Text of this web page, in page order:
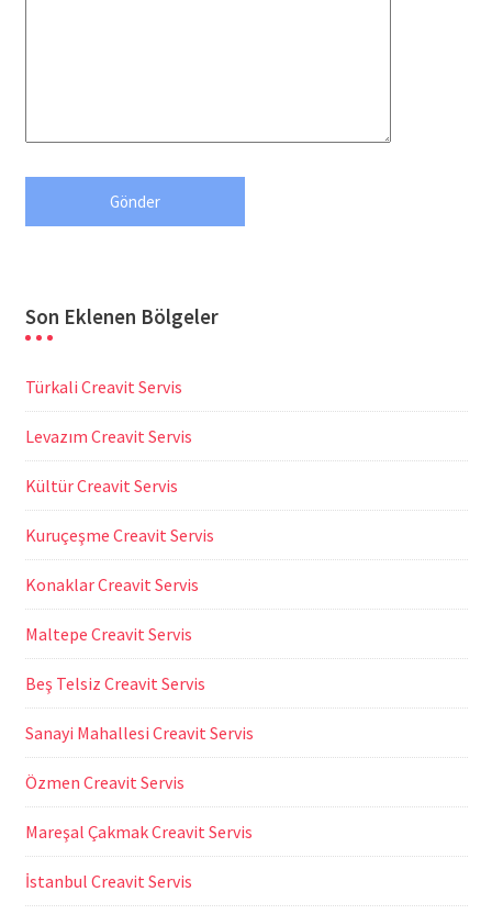
Son Eklenen Bölgeler
Türkali Creavit Servis
Levazım Creavit Servis
Kültür Creavit Servis
Kuruçeşme Creavit Servis
Konaklar Creavit Servis
Maltepe Creavit Servis
Beş Telsiz Creavit Servis
Sanayi Mahallesi Creavit Servis
Özmen Creavit Servis
Mareşal Çakmak Creavit Servis
İstanbul Creavit Servis